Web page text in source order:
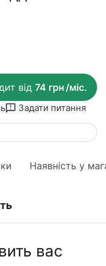
від 74 грн/міс.
Задати питання
Наявність у
вас